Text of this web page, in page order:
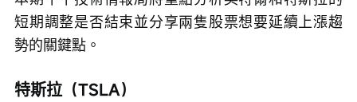
短期調整是否結束並分享兩隻股票想要延續上漲趨
勢的關鍵點。
特斯拉（TSLA）